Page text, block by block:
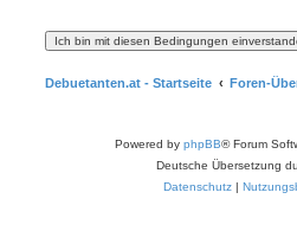
Debuetanten.at - Startseite Foren-
Powered by phpBB® Forum
Deutsche Übersetzung
Datenschutz|